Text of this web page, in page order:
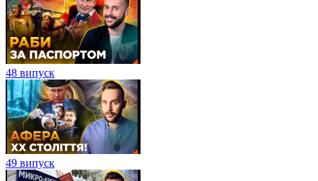
48 випуск
49 випуск